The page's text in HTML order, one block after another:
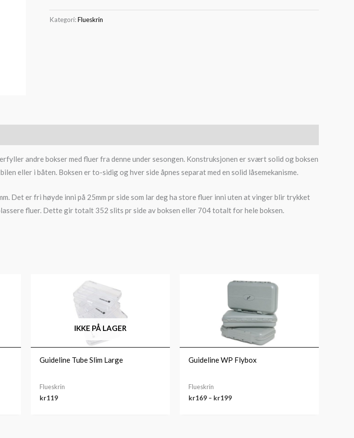
Kategori:Flueskrin
andre bokser med fluer fra denne under sesongen. Konstruksjonen er svært solid og boksen
eller i båten. Boksen er to-sidig og hver side åpnes separat med en solid låsemekanisme.
Det er fri høyde inni på 25mm pr side som lar deg ha store fluer inni uten at vinger blir trykket
fluer. Dette gir totalt 352 slits pr side av boksen eller 704 totalt for hele boksen.
IKKE PÅ LAGER
Guideline Tube Slim Large
Flueskrin
kr119
Guideline WP Flybox
Flueskrin
kr169 – kr199
kr199